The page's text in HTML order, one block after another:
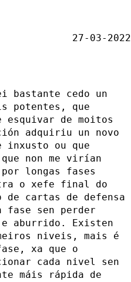
27-03-2022
bastante cedo un
potentes, que
esquivar de moitos
adquiriu un novo
inxusto ou que
non me virían
longas fases
o xefe final do
de cartas de defensa
fase sen perder
e aburrido. Existen
niveis, mais é
xa que o
cada nivel sen
máis rápida de